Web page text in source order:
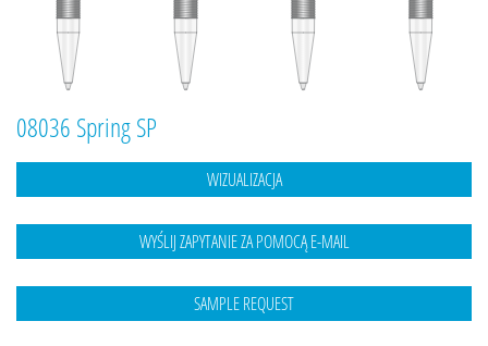
08036 Spring SP